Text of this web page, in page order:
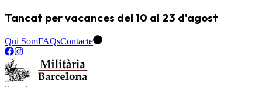
Tancat per vacances del 10 al 23 d'agost
Qui SomFAQsContacte